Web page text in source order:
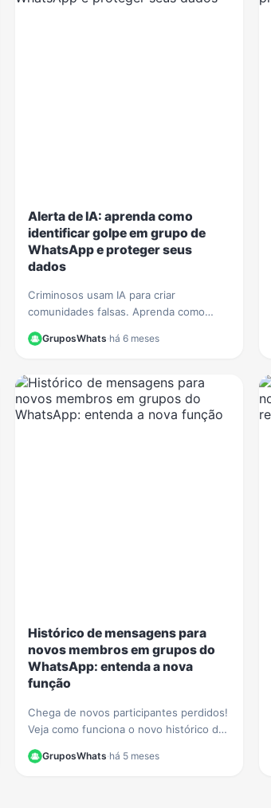
Alerta de IA: aprenda como
identificar golpe em grupo de
WhatsApp e proteger seus
dados
Criminosos usam IA para criar
comunidades falsas. Aprenda como
identificar golpe em grupo de WhatsApp
e proteja seus dados de fraudes
GruposWhats·há 6 meses
Histórico de mensagens para
novos membros em grupos do
WhatsApp: entenda a nova
função
Chega de novos participantes perdidos!
Veja como funciona o novo histórico de
para novos membros e aprenda a ativá-
GruposWhats·há 5 meses